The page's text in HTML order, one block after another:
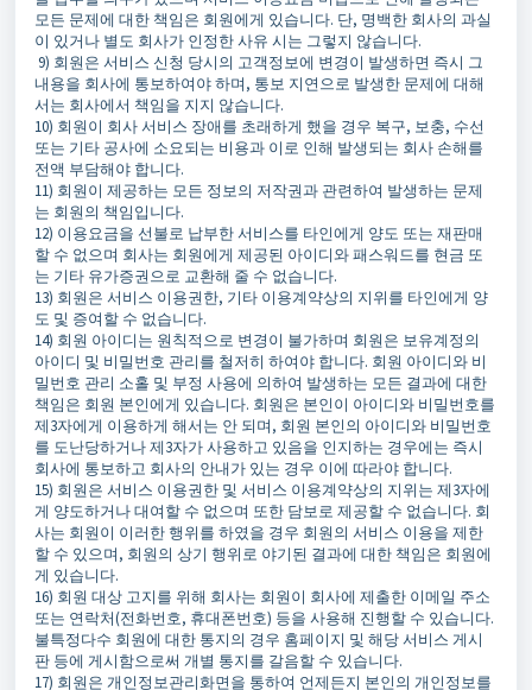
모든 문제에 대한 책임은 회원에게 있습니다. 단, 명백한 회사의 과실
이 있거나 별도 회사가 인정한 사유 시는 그렇지 않습니다.
9) 회원은 서비스 신청 당시의 고객정보에 변경이 발생하면 즉시 그
내용을 회사에 통보하여야 하며, 통보 지연으로 발생한 문제에 대해
서는 회사에서 책임을 지지 않습니다.
10) 회원이 회사 서비스 장애를 초래하게 했을 경우 복구, 보충, 수선
또는 기타 공사에 소요되는 비용과 이로 인해 발생되는 회사 손해를
전액 부담해야 합니다.
11) 회원이 제공하는 모든 정보의 저작권과 관련하여 발생하는 문제
는 회원의 책임입니다.
12) 이용요금을 선불로 납부한 서비스를 타인에게 양도 또는 재판매
할 수 없으며 회사는 회원에게 제공된 아이디와 패스워드를 현금 또
는 기타 유가증권으로 교환해 줄 수 없습니다.
13) 회원은 서비스 이용권한, 기타 이용계약상의 지위를 타인에게 양
도 및 증여할 수 없습니다.
14) 회원 아이디는 원칙적으로 변경이 불가하며 회원은 보유계정의
아이디 및 비밀번호 관리를 철저히 하여야 합니다. 회원 아이디와 비
밀번호 관리 소홀 및 부정 사용에 의하여 발생하는 모든 결과에 대한
책임은 회원 본인에게 있습니다. 회원은 본인이 아이디와 비밀번호를
제3자에게 이용하게 해서는 안 되며, 회원 본인의 아이디와 비밀번호
를 도난당하거나 제3자가 사용하고 있음을 인지하는 경우에는 즉시
회사에 통보하고 회사의 안내가 있는 경우 이에 따라야 합니다.
15) 회원은 서비스 이용권한 및 서비스 이용계약상의 지위는 제3자에
게 양도하거나 대여할 수 없으며 또한 담보로 제공할 수 없습니다. 회
사는 회원이 이러한 행위를 하였을 경우 회원의 서비스 이용을 제한
할 수 있으며, 회원의 상기 행위로 야기된 결과에 대한 책임은 회원에
게 있습니다.
16) 회원 대상 고지를 위해 회사는 회원이 회사에 제출한 이메일 주소
또는 연락처(전화번호, 휴대폰번호) 등을 사용해 진행할 수 있습니다.
불특정다수 회원에 대한 통지의 경우 홈페이지 및 해당 서비스 게시
판 등에 게시함으로써 개별 통지를 갈음할 수 있습니다.
17) 회원은 개인정보관리화면을 통하여 언제든지 본인의 개인정보를